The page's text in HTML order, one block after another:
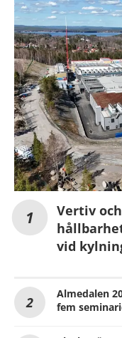
Vertiv
vid
Almedalen
fem